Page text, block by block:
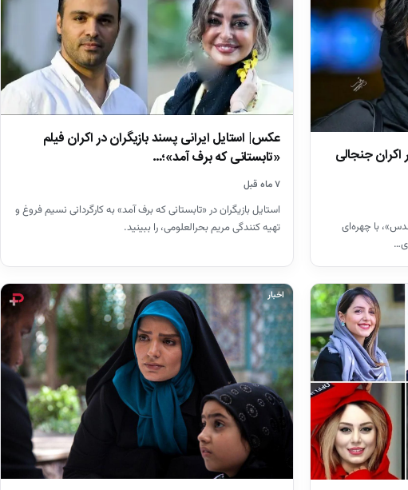
جنجالی
با چهره‌ای
عکس| استایل ایرانی پسند بازیگران در اکران فیلم
«تابستانی که برف آمد»؛…
۷ ماه قبل
استایل بازیگران در «تابستانی که برف آمد» به کارگردانی نسیم فروغ و
تهیه کنندگی مریم بحرالعلومی، را ببینید.
اخبار